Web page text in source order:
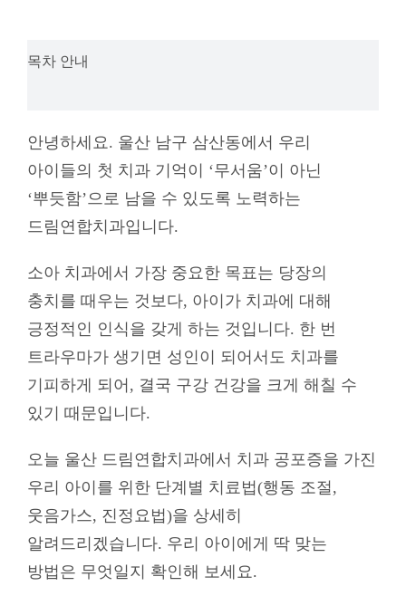
목차 안내
안녕하세요. 울산 남구 삼산동에서 우리
아이들의 첫 치과 기억이 ‘무서움’이 아닌
‘뿌듯함’으로 남을 수 있도록 노력하는
드림연합치과입니다.
소아 치과에서 가장 중요한 목표는 당장의
충치를 때우는 것보다, 아이가 치과에 대해
긍정적인 인식을 갖게 하는 것입니다. 한 번
트라우마가 생기면 성인이 되어서도 치과를
기피하게 되어, 결국 구강 건강을 크게 해칠 수
있기 때문입니다.
오늘 울산 드림연합치과에서 치과 공포증을 가진
우리 아이를 위한 단계별 치료법(행동 조절,
웃음가스, 진정요법)을 상세히
알려드리겠습니다. 우리 아이에게 딱 맞는
방법은 무엇일지 확인해 보세요.